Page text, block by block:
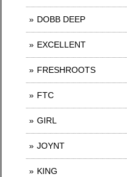
DOBB DEEP
EXCELLENT
FRESHROOTS
FTC
GIRL
JOYNT
KING